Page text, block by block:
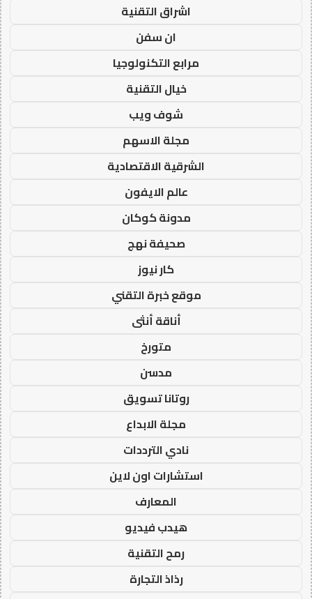
اشراق التقنية
ان سفن
مرابع التكنولوجيا
خيال التقنية
شوف ويب
مجلة الاسهم
الشرقية الاقتصادية
عالم الايفون
مدونة كوكان
صحيفة نهج
كار نيوز
موقع خبرة التقني
أناقة أنثى
متورخ
مدسن
روتانا تسويق
مجلة الابداع
نادي الترددات
استشارات اون لاين
المعارف
هيدب فيديو
رمح التقنية
رذاذ التجارة